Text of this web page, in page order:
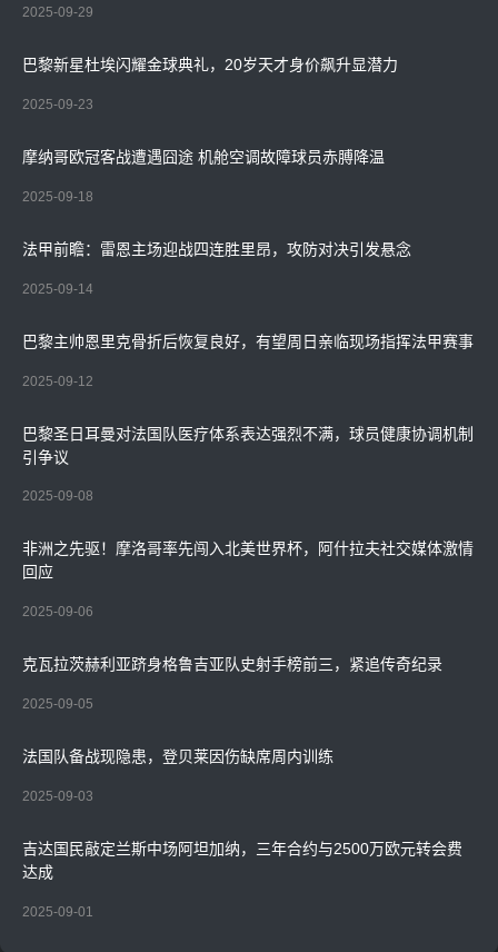
2025-09-29
巴黎新星杜埃闪耀金球典礼，20岁天才身价飙升显潜力
2025-09-23
摩纳哥欧冠客战遭遇囧途 机舱空调故障球员赤膊降温
2025-09-18
法甲前瞻：雷恩主场迎战四连胜里昂，攻防对决引发悬念
2025-09-14
巴黎主帅恩里克骨折后恢复良好，有望周日亲临现场指挥法甲赛事
2025-09-12
巴黎圣日耳曼对法国队医疗体系表达强烈不满，球员健康协调机制
引争议
2025-09-08
非洲之先驱！摩洛哥率先闯入北美世界杯，阿什拉夫社交媒体激情
回应
2025-09-06
克瓦拉茨赫利亚跻身格鲁吉亚队史射手榜前三，紧追传奇纪录
2025-09-05
法国队备战现隐患，登贝莱因伤缺席周内训练
2025-09-03
吉达国民敲定兰斯中场阿坦加纳，三年合约与2500万欧元转会费
达成
2025-09-01